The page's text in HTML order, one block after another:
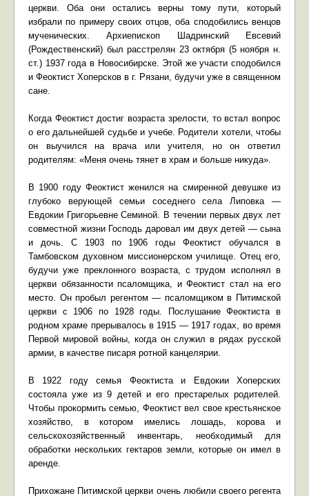
церкви. Оба они остались верны тому пути, который
избрали по примеру своих отцов, оба сподобились венцов
мученических. Архиепископ Шадринский Евсевий
(Рождественский) был расстрелян 23 октября (5 ноября н.
ст.) 1937 года в Новосибирске. Этой же участи сподобился
и Феоктист Хоперсков в г. Рязани, будучи уже в священном
сане.
Когда Феоктист достиг возраста зрелости, то встал вопрос
о его дальнейшей судьбе и учебе. Родители хотели, чтобы
он выучился на врача или учителя, но он ответил
родителям: «Меня очень тянет в храм и больше никуда».
В 1900 году Феоктист женился на смиренной девушке из
глубоко верующей семьи соседнего села Липовка —
Евдокии Григорьевне Семиной. В течении первых двух лет
совместной жизни Господь даровал им двух детей — сына
и дочь. С 1903 по 1906 годы Феоктист обучался в
Тамбовском духовном миссионерском училище. Отец его,
будучи уже преклонного возраста, с трудом исполнял в
церкви обязанности псаломщика, и Феоктист стал на его
место. Он пробыл регентом — псаломщиком в Питимской
церкви с 1906 по 1928 годы. Послушание Феоктиста в
родном храме прерывалось в 1915 — 1917 годах, во время
Первой мировой войны, когда он служил в рядах русской
армии, в качестве писаря ротной канцелярии.
В 1922 году семья Феоктиста и Евдокии Хоперских
состояла уже из 9 детей и его престарелых родителей.
Чтобы прокормить семью, Феоктист вел свое крестьянское
хозяйство, в котором имелись лошадь, корова и
сельскохозяйственный инвентарь, необходимый для
обработки нескольких гектаров земли, которые он имел в
аренде.
Прихожане Питимской церкви очень любили своего регента